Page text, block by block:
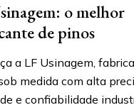
o melhor
de pinos
a LF Usinagem,
medida com alta
e confiabilidade